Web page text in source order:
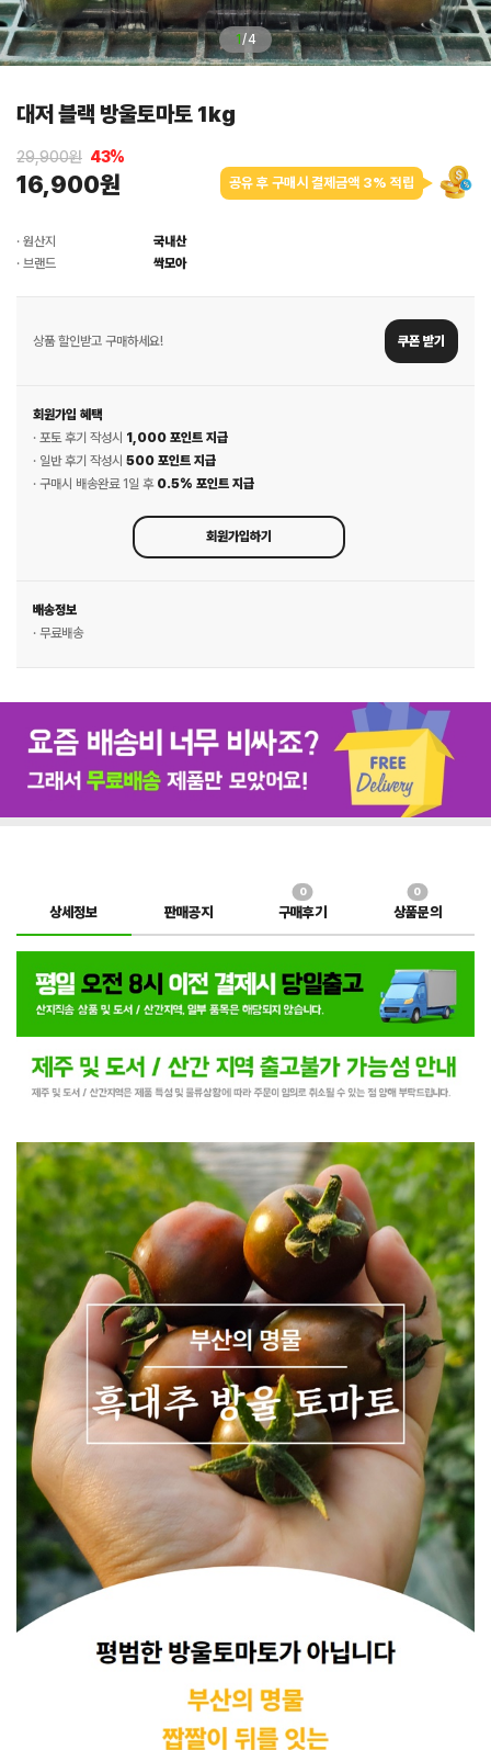
1 /4
대저 블랙 방울토마토 1kg
29,900원 43%
16,900원 공유 후 구매시 결제금액 3% 적립
· 원산지
국내산
· 브랜드
싹모아
상품 할인받고 구매하세요! 쿠폰 받기
회원가입 혜택
· 포토 후기 작성시 1,000 포인트 지급
· 일반 후기 작성시 500 포인트 지급
· 구매시 배송완료 1일 후 0.5% 포인트 지급
회원가입하기
배송정보
· 무료배송
상세정보 판매공지 구매후기
0
상품문의
0